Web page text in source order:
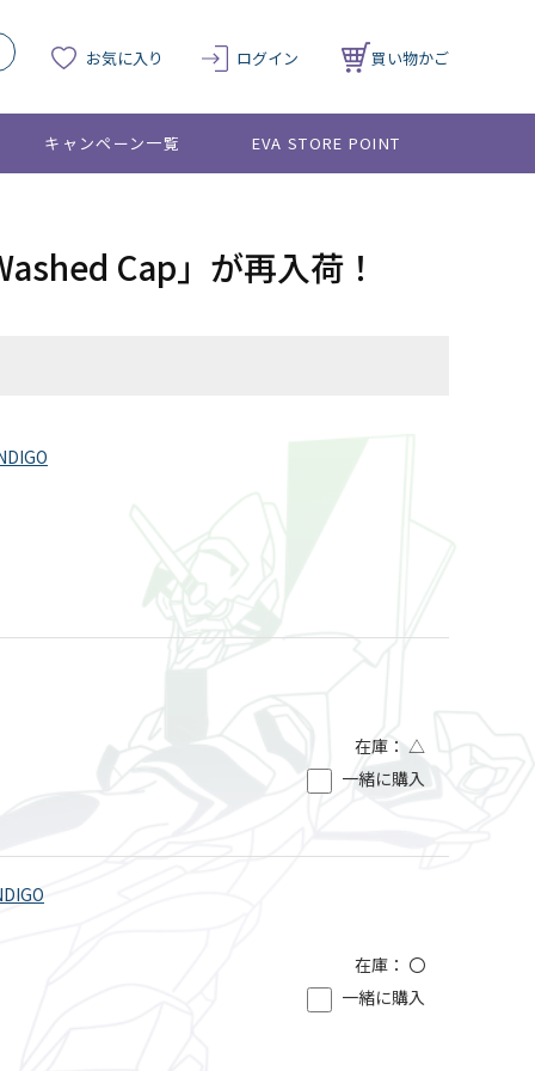
お気に入り ログイン 買い物かご
キャンペーン一覧 EVA STORE POINT
Cap」が再入荷！
在庫： △
一緒に購入
在庫： 〇
一緒に購入